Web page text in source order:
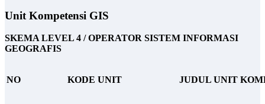
Unit Kompetensi GIS
SKEMA LEVEL 4 /OPERATOR SISTEM INFORMASI
GEOGRAFIS
NO KODE UNIT JUDUL UNIT